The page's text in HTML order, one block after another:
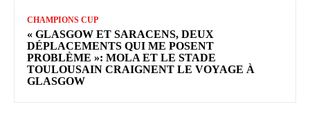
CHAMPIONS CUP
« GLASGOW ET SARACENS, DEUX
DÉPLACEMENTS QUI ME POSENT
PROBLÈME »: MOLA ET LE STADE
TOULOUSAIN CRAIGNENT LE VOYAGE À
GLASGOW